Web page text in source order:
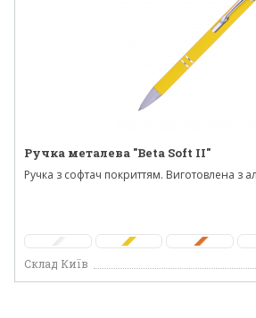
Ручка металева "Beta Soft II"
Ручка з софтач покриттям. Виготовлена ​​з
Склад Київ